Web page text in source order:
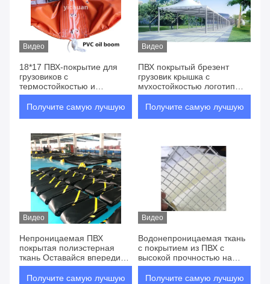
Видео
18*17 ПВХ-покрытие для
грузовиков с
термостойкостью и
стойкостью к рву
Получите самую лучшую
цену
Видео
ПВХ покрытый брезент
грузовик крышка с
мухостойкостью логотип
печать доступная
теплостойкая
Получите самую лучшую
Видео
Непроницаемая ПВХ
покрытая полиэстерная
ткань Оставайся впереди
трендов этой осенней
сезоны
Получите самую лучшую
Видео
Водонепроницаемая ткань
с покрытием из ПВХ с
высокой прочностью на
растяжение Срок выплаты
TTПолучите самую лучшую